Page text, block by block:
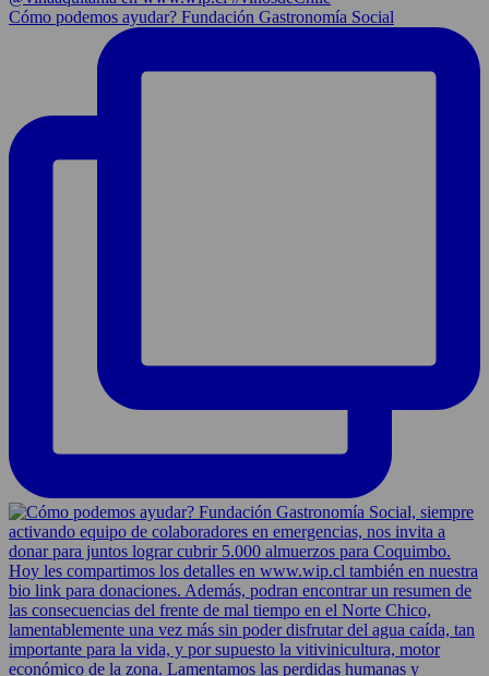
Cómo podemos ayudar? Fundación Gastronomía Social